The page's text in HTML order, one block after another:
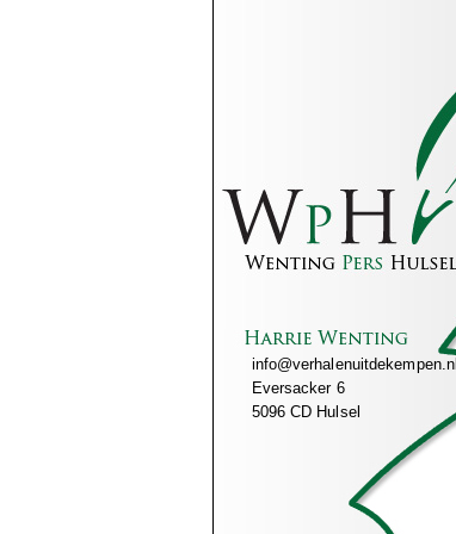
info@verhalenuitdekempen.nl
Eversacker 6
5096 CD Hulsel